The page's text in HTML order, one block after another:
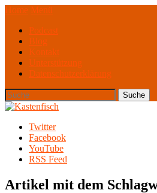
Home Menü
Podcast
Blog
Kontakt
Unterstützung
Datenschutzerklärung
Twitter
Facebook
YouTube
RSS Feed
Artikel mit dem